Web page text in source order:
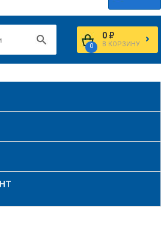
0
0 ₽
В КОРЗИНУ